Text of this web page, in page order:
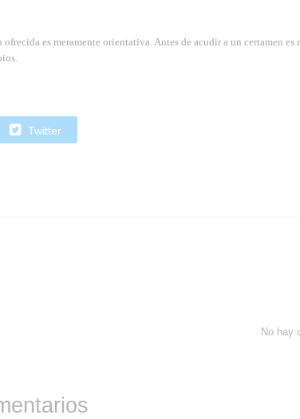
es meramente orientativa. Antes de acudir a un certamen
Twitter
No hay